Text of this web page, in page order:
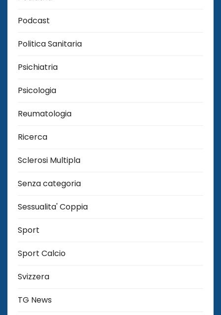
Podcast
Politica Sanitaria
Psichiatria
Psicologia
Reumatologia
Ricerca
Sclerosi Multipla
Senza categoria
Sessualita' Coppia
Sport
Sport Calcio
Svizzera
TG News